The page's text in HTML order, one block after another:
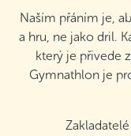
Naším přáním je,
a hru, ne jako dril.
který je přivede
Gymnathlon je